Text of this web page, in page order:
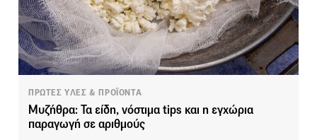
ΠΡΩΤΕΣ ΥΛΕΣ & ΠΡΟΪΟΝΤΑ
Μυζήθρα: Τα είδη, νόστιμα tips και η εγχώρια
παραγωγή σε αριθμούς